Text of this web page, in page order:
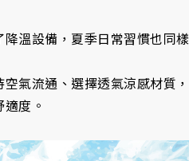
降溫設備，夏季日常習慣也同
空氣流通、選擇透氣涼感材質
適度。